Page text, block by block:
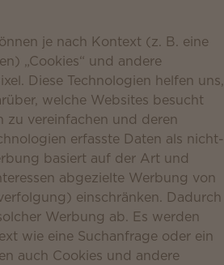
je nach Kontext (z. B. eine
„Cookies“ und andere
Diese Technologien helfen uns,
welche Websites besucht
zu vereinfachen und deren
erfasste Daten als nicht-
basiert auf der Art und
abgezielte Werbung von
einschränken. Dadurch
Werbung ab. Es werden
wie eine Suchanfrage oder ein
auch Cookies und andere